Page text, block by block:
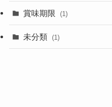
賞味期限 (1)
未分類 (1)